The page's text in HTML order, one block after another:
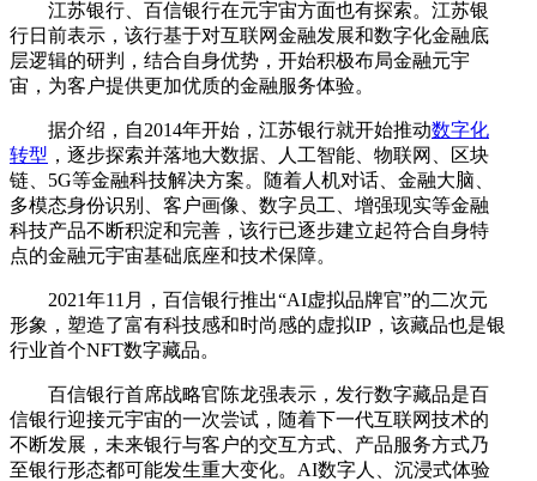
江苏银行、百信银行在元宇宙方面也有探索。江苏银
行日前表示，该行基于对互联网金融发展和数字化金融底
层逻辑的研判，结合自身优势，开始积极布局金融元宇
宙，为客户提供更加优质的金融服务体验。
据介绍，自2014年开始，江苏银行就开始推动数字化
转型 ，逐步探索并落地大数据、人工智能、物联网、区块
链、5G等金融科技解决方案。随着人机对话、金融大脑、
多模态身份识别、客户画像、数字员工、增强现实等金融
科技产品不断积淀和完善，该行已逐步建立起符合自身特
点的金融元宇宙基础底座和技术保障。
2021年11月，百信银行推出“AI虚拟品牌官”的二次元
形象，塑造了富有科技感和时尚感的虚拟IP，该藏品也是银
行业首个NFT数字藏品。
百信银行首席战略官陈龙强表示，发行数字藏品是百
信银行迎接元宇宙的一次尝试，随着下一代互联网技术的
不断发展，未来银行与客户的交互方式、产品服务方式乃
至银行形态都可能发生重大变化。AI数字人、沉浸式体验